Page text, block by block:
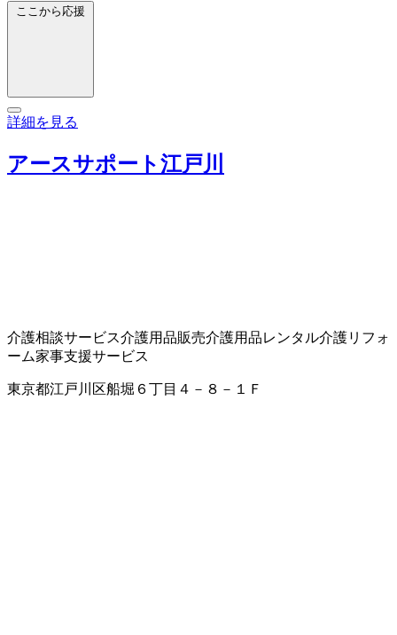
ここから応援
詳細を見る
アースサポート江戸川
介護相談サービス介護用品販売介護用品レンタル介護リフォ
ーム家事支援サービス
東京都江戸川区船堀６丁目４－８－１Ｆ